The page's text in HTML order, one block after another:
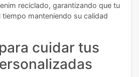
reciclado, garantizando que tu
tiempo manteniendo su calidad
cuidar tus